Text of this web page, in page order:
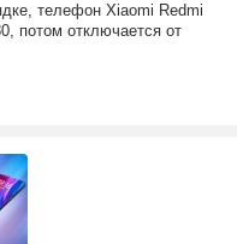
телефон Xiaomi Redmi
потом отключается от